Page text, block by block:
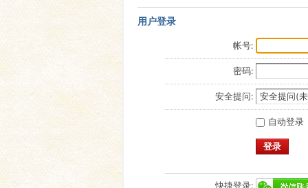
用户登录
帐号:
密码:
安全提问:
自动登录
登录
快捷登录: